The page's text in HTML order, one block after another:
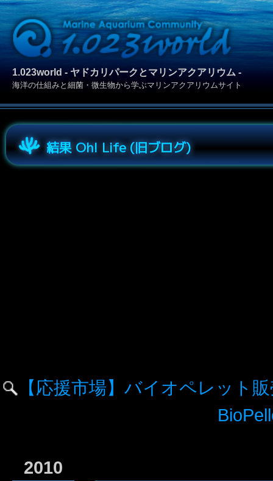
1.023world - ヤドカリパークとマリンアクアリウム -
海洋の仕組みと細菌・微生物から学ぶマリンアクアリウムサイト
結果 Oh! Life (旧ブログ)
【応援市場】バイオペレット
2010